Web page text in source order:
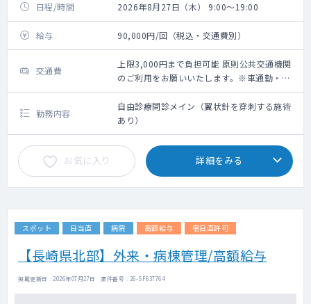
日程/時間 2026年8月27日（木） 9:00～19:00
給与 90,000円/回（税込・交通費別）
交通費
上限3,000円まで負担可能 原則公共交通機関
のご利用をお願いいたします。※車通勤・タ
クシー利用要相談
勤務内容
自由診療問診メイン（翼状針を穿刺する施術
あり）
お気に入り 詳細をみる
スポット 日当直 病院 高額給与 宿日直許可
【長崎県北部】外来・病棟管理/高額給与
掲載更新日 : 2026年07月27日 案件番号 : 26-SF637764